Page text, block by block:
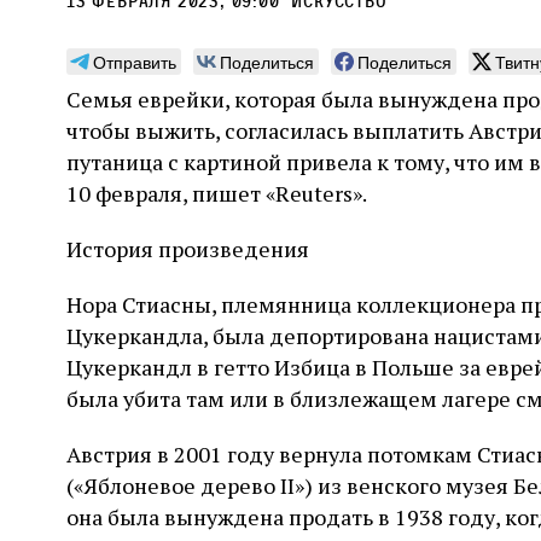
Отправить Поделиться Поделиться
Семья еврейки, которая была вынуждена
чтобы выжить, согласилась выплатить
путаница с картиной привела к тому, что им
10 февраля, пишет «Reuters».
История произведения
Нора Стиасны, племянница коллекционера
Цукеркандла, была депортирована
Цукеркандл в гетто Избица в Польше за
была убита там или в близлежащем лагере
Австрия в 2001 году вернула потомкам
(«Яблоневое дерево II») из венского музея
она была вынуждена продать в 1938 году,
Погромы 1929 года:
неделя, изменившая
Примерно за полторы недели до начала
местам Эрец‑Исраэль. Он посетил, в
частности, Пещеру праотцев и Западную
стену. Он, несомненно, почувствовал
необычайное напряжение и сознательно
отказался приходить к Стене в Тиша бе‑Ав,
количество хасидов и жителей города и тем
самым не усиливать напряжённость
5 августа Проверено временем
Ицкович
тела
день
2